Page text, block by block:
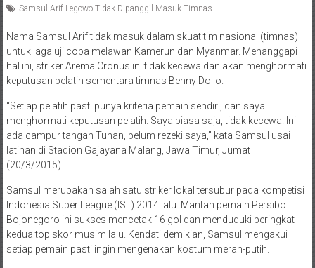
Samsul Arif Legowo Tidak Dipanggil Masuk Timnas
Nama Samsul Arif tidak masuk dalam skuat tim nasional (timnas)
untuk laga uji coba melawan Kamerun dan Myanmar. Menanggapi
hal ini, striker Arema Cronus ini tidak kecewa dan akan menghormati
keputusan pelatih sementara timnas Benny Dollo.
“Setiap pelatih pasti punya kriteria pemain sendiri, dan saya
menghormati keputusan pelatih. Saya biasa saja, tidak kecewa. Ini
ada campur tangan Tuhan, belum rezeki saya,” kata Samsul usai
latihan di Stadion Gajayana Malang, Jawa Timur, Jumat
(20/3/2015).
Samsul merupakan salah satu striker lokal tersubur pada kompetisi
Indonesia Super League (ISL) 2014 lalu. Mantan pemain Persibo
Bojonegoro ini sukses mencetak 16 gol dan menduduki peringkat
kedua top skor musim lalu. Kendati demikian, Samsul mengakui
setiap pemain pasti ingin mengenakan kostum merah-putih.